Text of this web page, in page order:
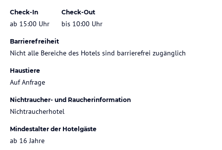
Check-In
ab 15:00 Uhr
Check-Out
bis 10:00 Uhr
Barrierefreiheit
Nicht alle Bereiche des Hotels sind barrierefrei zugänglich
Haustiere
Auf Anfrage
Nichtraucher- und Raucherinformation
Nichtraucherhotel
Mindestalter der Hotelgäste
ab 16 Jahre